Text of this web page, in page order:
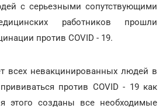
с серьезными сопутствующими
работников прошли
против COVID - 19.
всех невакцинированных людей в
против COVID - 19 как
этого созданы все необходимые